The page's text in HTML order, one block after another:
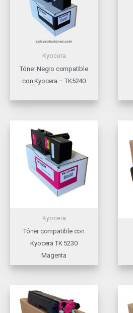
Kyocera
Tóner Negro compatible
con Kyocera – TK5240
Kyocera
Tóner compatible con
Kyocera TK 5230
Magenta